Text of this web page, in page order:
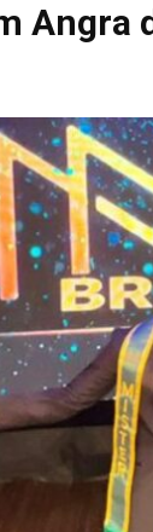
Angra